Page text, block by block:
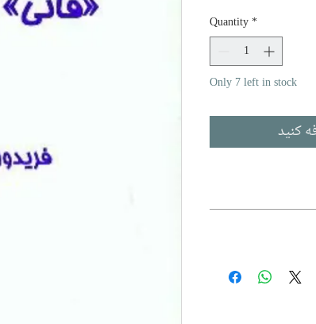
Quantity*
Only 7 left in stock
کنید